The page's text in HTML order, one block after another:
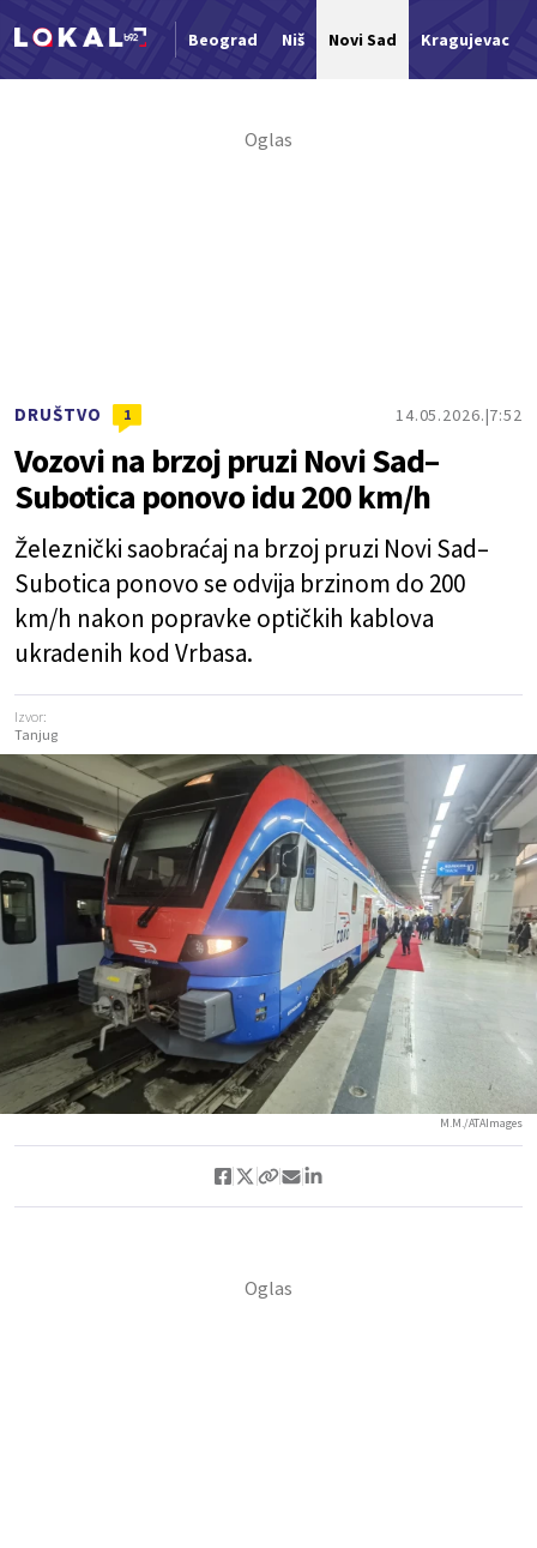
Beograd Niš Novi Sad Kragujevac
DRUŠTVO 1 14.05.2026. 7:52
Vozovi na brzoj pruzi Novi Sad–
Subotica ponovo idu 200 km/h
Železnički saobraćaj na brzoj pruzi Novi Sad–
Subotica ponovo se odvija brzinom do 200
km/h nakon popravke optičkih kablova
ukradenih kod Vrbasa.
Izvor:
Tanjug
M.M./ATAImages